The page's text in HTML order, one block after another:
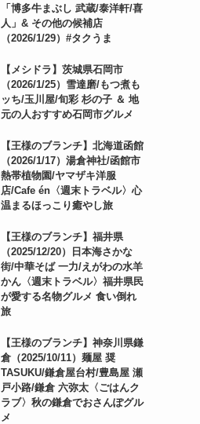
「博多牛まぶし 武蔵/泰洋軒/喜
人」& その他の候補店
（2026/1/29）#タクうま
【メシドラ】茨城県石岡市
（2026/1/25）雪達磨/もつ煮も
ッち/玉川屋/旬彩 杉の子 ＆ 地
元の人おすすめ石岡市グルメ
【王様のブランチ】北海道函館
（2026/1/17）湯倉神社/函館市
熱帯植物園/ヤマザキ洋服
店/Cafe én〈週末トラベル〉心
温まるほっこり癒やし旅
【王様のブランチ】福井県
（2025/12/20）日本海さかな
街/中華そば 一力/えがわの水羊
かん〈週末トラベル〉福井県民
が愛する名物グルメ 食い倒れ
旅
【王様のブランチ】神奈川県鎌
倉（2025/10/11）麺屋 奨
TASUKU/鎌倉屋台村/豊島屋 瀬
戸小路/鎌倉 六弥太〈ごはんク
ラブ〉秋の鎌倉でおさんぽグル
メ